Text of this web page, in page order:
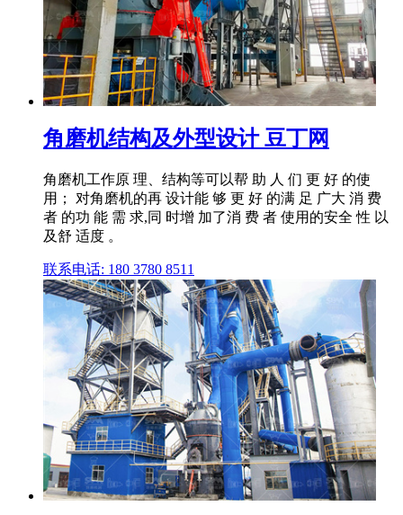
角磨机结构及外型设计 豆丁网
角磨机工作原 理、结构等可以帮 助 人 们 更 好 的使
用； 对角磨机的再 设计能 够 更 好 的满 足 广大 消 费
者 的功 能 需 求,同 时增 加了消 费 者 使用的安全 性 以
及舒 适度 。
联系电话: 180 3780 8511